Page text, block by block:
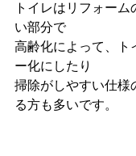
トイレはリフォー
い部分で
高齢化によって、ト
ー化にしたり
掃除がしやすい仕様
る方も多いです。